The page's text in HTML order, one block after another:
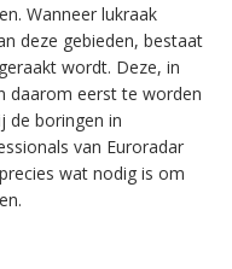
Wanneer lukraak
deze gebieden, bestaat
wordt. Deze, in
daarom eerst te worden
de boringen in
van Euroradar
wat nodig is om